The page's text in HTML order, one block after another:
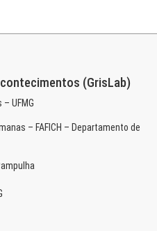
(GrisLab)
UFMG
– FAFICH – Departamento de